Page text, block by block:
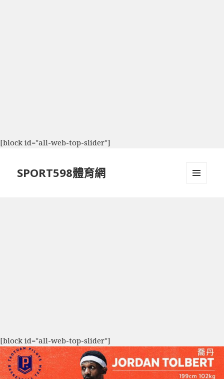
[block id="all-web-top-slider"]
SPORT598體育網
[block id="all-web-top-slider"]